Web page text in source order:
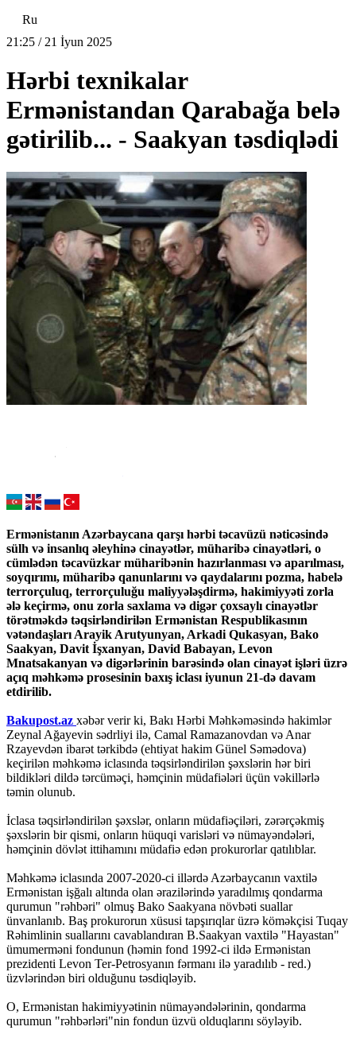
Ru
21:25 / 21 İyun 2025
Hərbi texnikalar
Ermənistandan Qarabağa belə
gətirilib... - Saakyan təsdiqlədi
Ermənistanın Azərbaycana qarşı hərbi təcavüzü nəticəsində
sülh və insanlıq əleyhinə cinayətlər, müharibə cinayətləri, o
cümlədən təcavüzkar müharibənin hazırlanması və aparılması,
soyqırımı, müharibə qanunlarını və qaydalarını pozma, habelə
terrorçuluq, terrorçuluğu maliyyələşdirmə, hakimiyyəti zorla
ələ keçirmə, onu zorla saxlama və digər çoxsaylı cinayətlər
törətməkdə təqsirləndirilən Ermənistan Respublikasının
vətəndaşları Arayik Arutyunyan, Arkadi Qukasyan, Bako
Saakyan, Davit İşxanyan, David Babayan, Levon
Mnatsakanyan və digərlərinin barəsində olan cinayət işləri üzrə
açıq məhkəmə prosesinin baxış iclası iyunun 21-də davam
etdirilib.
Bakupost.az xəbər verir ki, Bakı Hərbi Məhkəməsində hakimlər
Zeynal Ağayevin sədrliyi ilə, Camal Ramazanovdan və Anar
Rzayevdən ibarət tərkibdə (ehtiyat hakim Günel Səmədova)
keçirilən məhkəmə iclasında təqsirləndirilən şəxslərin hər biri
bildikləri dildə tərcüməçi, həmçinin müdafiələri üçün vəkillərlə
təmin olunub.
İclasa təqsirləndirilən şəxslər, onların müdafiəçiləri, zərərçəkmiş
şəxslərin bir qismi, onların hüquqi varisləri və nümayəndələri,
həmçinin dövlət ittihamını müdafiə edən prokurorlar qatılıblar.
Məhkəmə iclasında 2007-2020-ci illərdə Azərbaycanın vaxtilə
Ermənistan işğalı altında olan ərazilərində yaradılmış qondarma
qurumun "rəhbəri" olmuş Bako Saakyana növbəti suallar
ünvanlanıb. Baş prokurorun xüsusi tapşırıqlar üzrə köməkçisi Tuqay
Rəhimlinin suallarını cavablandıran B.Saakyan vaxtilə "Hayastan"
ümumerməni fondunun (həmin fond 1992-ci ildə Ermənistan
prezidenti Levon Ter-Petrosyanın fərmanı ilə yaradılıb - red.)
üzvlərindən biri olduğunu təsdiqləyib.
O, Ermənistan hakimiyyətinin nümayəndələrinin, qondarma
qurumun "rəhbərləri"nin fondun üzvü olduqlarını söyləyib.